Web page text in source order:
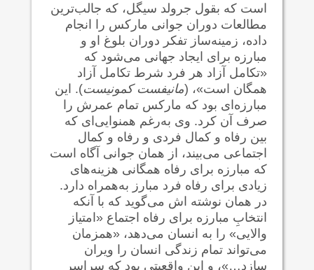
است که بقول جرولد سیگل، که جالب‌ترین
مطالعات دوران جوانی مارکس را انجام
داده، زمینه‌ساز تفکر دوران بلوغ او و
مبارزه برای ایجاد جهانی می‌شود که
«تکامل آزاد هر فرد شرط تکامل آزاد
همگان است»، (مانیفست کمونیست). این
مبارزه‌ای بود که مارکس تمام عمرش را
صرف آن کرد. وی به‌رغم همنوایی‌ای که
بین رفاه و کمال فردی و رفاه و کمال
اجتماعی می‌بیند، از همان جوانی آگاه است
که مبارزه برای رفاه همگانی هزینه‌های
زیادی برای رفاه فرد مبارز به‌همراه دارد.
در همان نوشته اش می‌گوید که با آنکه
انتخابِ مبارزه برای رفاه اجتماع «امتیاز
والایی» را به انسان می‌دهد، «همزمان
می‌تواند تمام زندگی انسان را ویران
سازد…»، و این واقعیتی بود که سراسر